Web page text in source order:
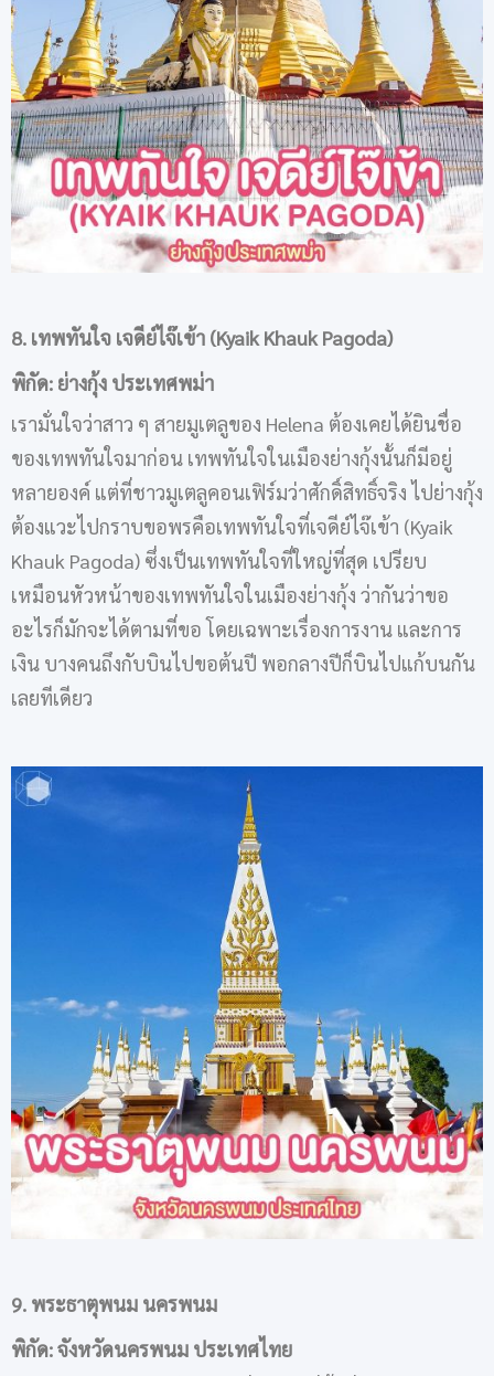
8. เทพทันใจ เจดีย์ไจ๊เข้า (Kyaik Khauk Pagoda)
พิกัด: ย่างกุ้ง ประเทศพม่า
เรามั่นใจว่าสาว ๆ สายมูเตลูของ Helena ต้องเคยได้ยินชื่อ
ของเทพทันใจมาก่อน เทพทันใจในเมืองย่างกุ้งนั้นก็มีอยู่
หลายองค์ แต่ที่ชาวมูเตลูคอนเฟิร์มว่าศักดิ์สิทธิ์จริง ไปย่างกุ้ง
ต้องแวะไปกราบขอพรคือเทพทันใจที่เจดีย์ไจ๊เข้า (Kyaik
Khauk Pagoda) ซึ่งเป็นเทพทันใจที่ใหญ่ที่สุด เปรียบ
เหมือนหัวหน้าของเทพทันใจในเมืองย่างกุ้ง ว่ากันว่าขอ
อะไรก็มักจะได้ตามที่ขอ โดยเฉพาะเรื่องการงาน และการ
เงิน บางคนถึงกับบินไปขอต้นปี พอกลางปีก็บินไปแก้บนกัน
เลยทีเดียว
9. พระธาตุพนม นครพนม
พิกัด: จังหวัดนครพนม ประเทศไทย